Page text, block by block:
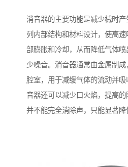
消音器的主要功能是减少械时
列内部结构和材料设计，使高
部膨胀和冷却，从而降低气体
少噪音。消音器通常由金属制
腔室，用于减缓气体的流动并
音器还可以减少口火焰，提高
并不能完全消除声，只能显著降